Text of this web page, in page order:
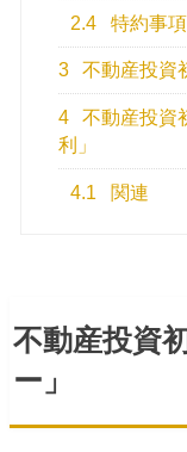
2.4 特約事項
3 不動産投資
4
不動産投資
利」
4.1 関連
不動産投資
ー」